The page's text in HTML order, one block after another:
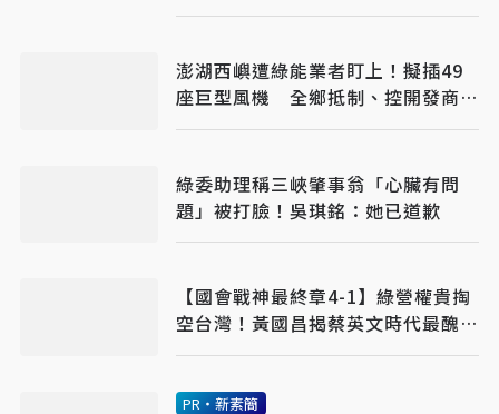
澎湖西嶼遭綠能業者盯上！擬插49
座巨型風機 全鄉抵制、控開發商打
消耗戰
綠委助理稱三峽肇事翁「心臟有問
題」被打臉！吳琪銘：她已道歉
【國會戰神最終章4-1】綠營權貴掏
空台灣！黃國昌揭蔡英文時代最醜陋
一頁
PR・新素簡